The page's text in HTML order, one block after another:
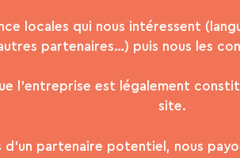
locales qui nous intéressent
partenaires…) puis nous les
l’entreprise est légalement
site.
d’un partenaire potentiel, nous